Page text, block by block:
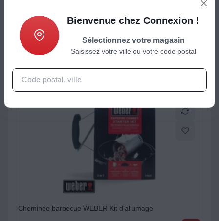
Produits complémentaires
Cheminée barbecue WEBER Kit d'allumage
Bienvenue chez Connexion !
Sélectionnez votre magasin
Saisissez votre ville ou votre code postal